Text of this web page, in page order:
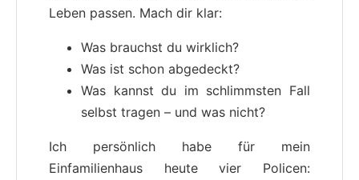
Leben passen. Mach dir klar:
Was brauchst du wirklich?
Was ist schon abgedeckt?
Was kannst du im schlimmsten Fall
selbst tragen – und was nicht?
Ich persönlich habe für mein
Einfamilienhaus heute vier Policen: